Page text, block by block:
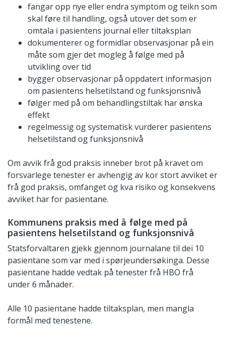
fangar opp nye eller endra symptom og teikn som
skal føre til handling, også utover det som er
omtala i pasientens journal eller tiltaksplan
dokumenterer og formidlar observasjonar på ein
måte som gjer det mogleg å følge med på
utvikling over tid
bygger observasjonar på oppdatert informasjon
om pasientens helsetilstand og funksjonsnivå
følger med på om behandlingstiltak har ønska
effekt
regelmessig og systematisk vurderer pasientens
helsetilstand og funksjonsnivå
Om avvik frå god praksis inneber brot på kravet om
forsvarlege tenester er avhengig av kor stort avviket er
frå god praksis, omfanget og kva risiko og konsekvens
avviket har for pasientane.
Kommunens praksis med å følge med på
pasientens helsetilstand og funksjonsnivå
Statsforvaltaren gjekk gjennom journalane til dei 10
pasientane som var med i spørjeundersøkinga. Desse
pasientane hadde vedtak på tenester frå HBO frå
under 6 månader.
Alle 10 pasientane hadde tiltaksplan, men mangla
formål med tenestene.